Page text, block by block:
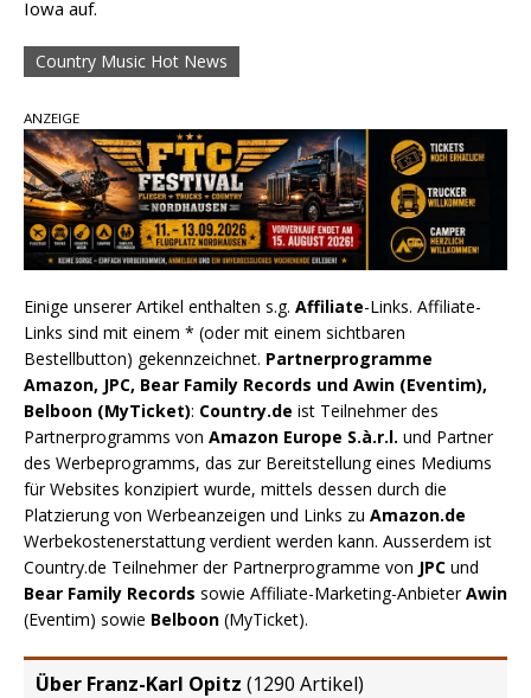
Iowa auf.
Country Music Hot News
ANZEIGE
Einige unserer Artikel enthalten s.g. Affiliate-Links. Affiliate-
Links sind mit einem * (oder mit einem sichtbaren
Bestellbutton) gekennzeichnet. Partnerprogramme
Amazon, JPC, Bear Family Records und Awin (Eventim),
Belboon (MyTicket): Country.de ist Teilnehmer des
Partnerprogramms von Amazon Europe S.à.r.l. und Partner
des Werbeprogramms, das zur Bereitstellung eines Mediums
für Websites konzipiert wurde, mittels dessen durch die
Platzierung von Werbeanzeigen und Links zu Amazon.de
Werbekostenerstattung verdient werden kann. Ausserdem ist
Country.de Teilnehmer der Partnerprogramme von JPC und
Bear Family Records sowie Affiliate-Marketing-AnbieterAwin
(Eventim) sowie Belboon (MyTicket).
Über Franz-Karl Opitz (1290 Artikel)